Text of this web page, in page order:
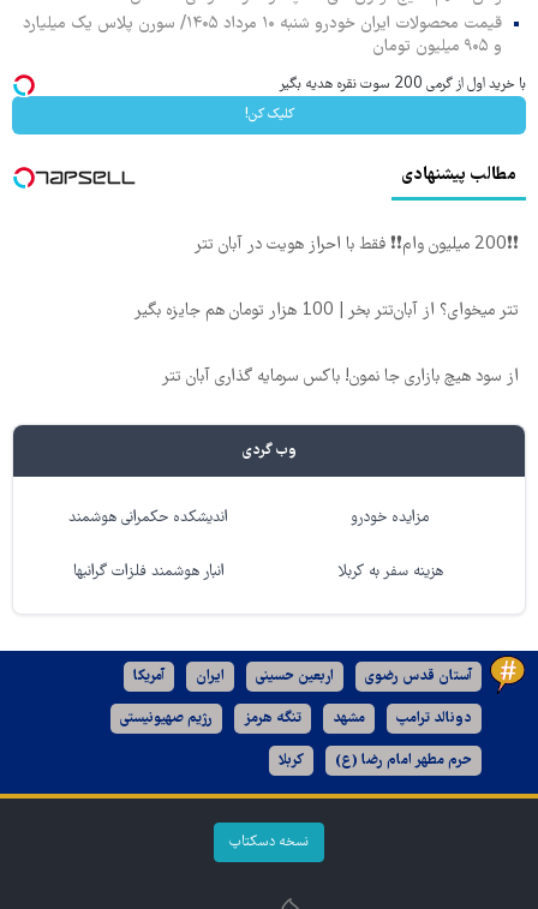
قیمت محصولات ایران خودرو شنبه ۱۰ مرداد ۱۴۰۵/ سورن پلاس یک میلیارد
و ۹۰۵ میلیون تومان
با خرید اول از گرمی 200 سوت نقره هدیه بگیر
کلیک کن!
مطالب پیشنهادی
❗❗200 میلیون وام❗❗ فقط با احراز هویت در آبان تتر
تتر میخوای؟ از آبان‌تتر بخر | 100 هزار تومان هم جایزه بگیر
از سود هیچ بازاری جا نمون! باکس سرمایه گذاری آبان تتر
وب گردی
مزایده خودرو اندیشکده حکمرانی هوشمند
هزینه سفر به کربلا انبار هوشمند فلزات گرانبها
آستان قدس رضوی اربعین حسینی ایران آمریکا
دونالد ترامپ مشهد تنگه هرمز رژیم صهیونیستی
حرم مطهر امام رضا (ع) کربلا
نسخه دسکتاپ